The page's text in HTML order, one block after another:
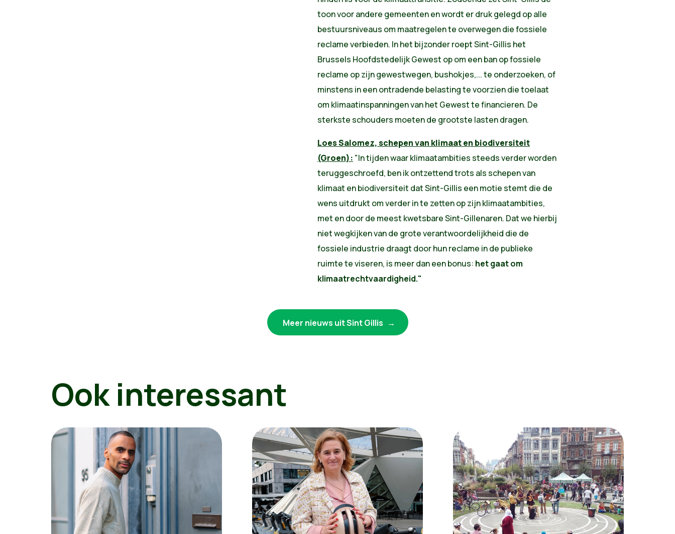
toon voor andere gemeenten en wordt er druk gelegd op alle
bestuursniveaus om maatregelen te overwegen die fossiele
reclame verbieden. In het bijzonder roept Sint-Gillis het
Brussels Hoofdstedelijk Gewest op om een ban op fossiele
reclame op zijn gewestwegen, bushokjes,... te onderzoeken, of
minstens in een ontradende belasting te voorzien die toelaat
om klimaatinspanningen van het Gewest te financieren. De
sterkste schouders moeten de grootste lasten dragen.
Loes Salomez,schepen van klimaat en biodiversiteit
(Groen): "In tijden waarklimaatambities steeds verder worden
teruggeschroefd, ben ik ontzettend trots als schepen van
klimaat en biodiversiteit dat Sint-Gillis een motie stemt die de
wens uitdrukt om verder in te zetten op zijn klimaatambities,
met en door de meest kwetsbare Sint-Gillenaren. Dat we hierbij
niet wegkijken van de grote verantwoordelijkheid die de
fossiele industrie draagt door hun reclame in de publieke
ruimte te viseren, is meer dan een bonus: het gaat om
klimaatrechtvaardigheid."
Meer nieuws uit Sint Gillis
Ook interessant